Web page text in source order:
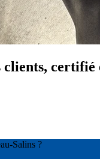
clients, certifié
Salins ?